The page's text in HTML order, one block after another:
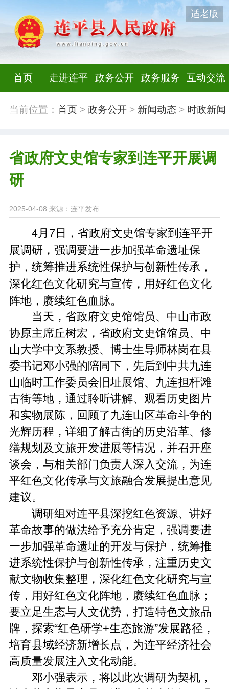
适老版
首页 走进连平 政务公开 政务服务 互动交流
当前位置： 首页> 政务公开> 新闻动态 > 时政新闻
省政府文史馆专家到连平开展调
研
2025-04-08 来源：连平发布
4月7日，省政府文史馆专家到连平开
展调研，强调要进一步加强革命遗址保
护，统筹推进系统性保护与创新性传承，
深化红色文化研究与宣传，用好红色文化
阵地，赓续红色血脉。
当天，省政府文史馆馆员、中山市政
协原主席丘树宏，省政府文史馆馆员、中
山大学中文系教授、博士生导师林岗在县
委书记邓小强的陪同下，先后到中共九连
山临时工作委员会旧址展馆、九连担杆滩
古街等地，通过聆听讲解、观看历史图片
和实物展陈，回顾了九连山区革命斗争的
光辉历程，详细了解古街的历史沿革、修
缮规划及文旅开发进展等情况，并召开座
谈会，与相关部门负责人深入交流，为连
平红色文化传承与文旅融合发展提出意见
建议。
调研组对连平县深挖红色资源、讲好
革命故事的做法给予充分肯定，强调要进
一步加强革命遗址的开发与保护，统筹推
进系统性保护与创新性传承，注重历史文
献文物收集整理，深化红色文化研究与宣
传，用好红色文化阵地，赓续红色血脉；
要立足生态与人文优势，打造特色文旅品
牌，探索“红色研学+生态旅游”发展路径，
培育县域经济新增长点，为连平经济社会
高质量发展注入文化动能。
邓小强表示，将以此次调研为契机，